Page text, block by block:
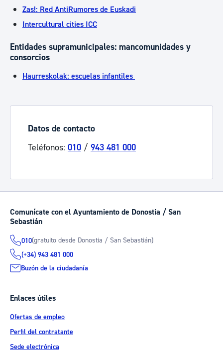
Zas!: Red AntiRumores de Euskadi
Intercultural cities ICC
Entidades supramunicipales: mancomunidades y
consorcios
Haurreskolak: escuelas infantiles
Datos de contacto
Teléfonos: 010 / 943 481 000
Comunícate con el Ayuntamiento de Donostia / San
Sebastián
010(gratuito desde Donostia / San Sebastián)
(+34) 943 481 000
Buzón de la ciudadanía
Enlaces útiles
Ofertas de empleo
Perfil del contratante
Sede electrónica